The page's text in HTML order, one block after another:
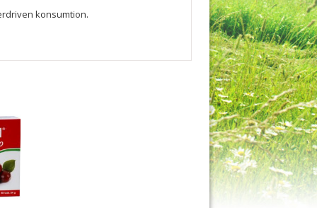
konsumtion.